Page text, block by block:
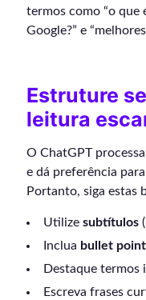
termos como “o que
Google?” e
Estruture
leitura
O ChatGPT
e dá preferência
Portanto, siga estas
Utilize subtítulos
Inclua bullet
Destaque termos
Escreva frases